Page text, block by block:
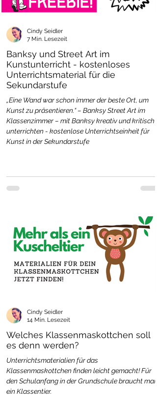
Banksy und Street Art im
Kunstunterricht - kostenloses
Unterrichtsmaterial für die
Sekundarstufe
„Eine Wand war schon immer der beste Ort, um
Kunst zu präsentieren.“ – Banksy Street Art im
Klassenzimmer – mit Banksy kreativ und kritisch
unterrichten - kostenlose Unterrichtseinheit für
Kunst in der Sekundarstufe
Cindy Seidler
7 Min. Lesezeit
Welches Klassenmaskottchen soll
es denn werden?
Unterrichtsmaterialien für das
Klassenmaskottchen finden leicht gemacht! Für
den Schulanfang in der Grundschule braucht man
ein Klassentier.
Cindy Seidler
14 Min. Lesezeit